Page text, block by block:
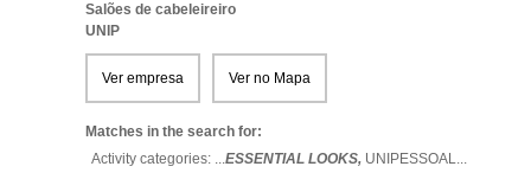
Salões de cabeleireiro
UNIP
Ver empresa Ver no Mapa
Matches in the search for:
Activity categories: ...ESSENTIAL LOOKS, UNIPESSOAL...